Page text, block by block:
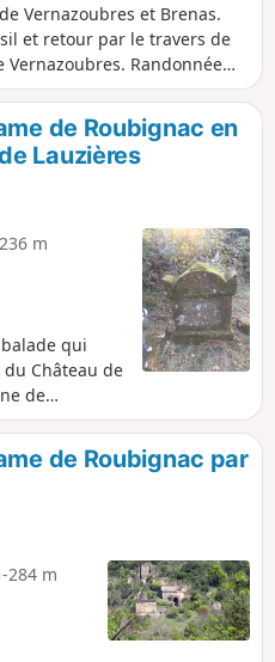
Vernazoubres et Brenas.
et retour par le travers de
Vernazoubres. Randonnée
presque carrossables
de Roubignac en
Lauzières
m
qui
Château de
de
de Roubignac par
-284 m